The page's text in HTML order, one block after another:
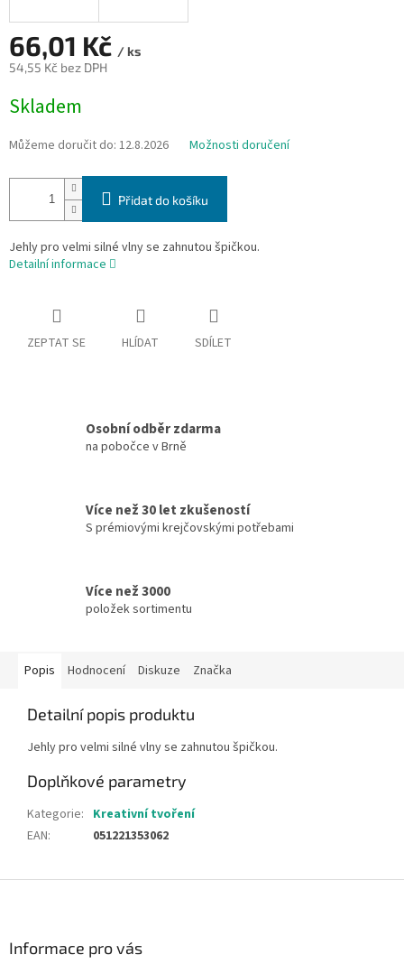
66,01 Kč / ks
54,55 Kč bez DPH
cena:
Skladem
Můžeme doručit do: 12.8.2026 Možnosti doručení
Přidat do košíku
Jehly pro velmi silné vlny se zahnutou špičkou.
Detailní informace
ZEPTAT SE HLÍDAT SDÍLET
Osobní odběr zdarma
na pobočce v Brně
Více než 30 let zkušeností
S prémiovými krejčovskými potřebami
Více než 3000
položek sortimentu
Popis Hodnocení Diskuze Značka
Detailní popis produktu
Jehly pro velmi silné vlny se zahnutou špičkou.
Doplňkové parametry
Kategorie: Kreativní tvoření
EAN: 051221353062
Informace pro vás